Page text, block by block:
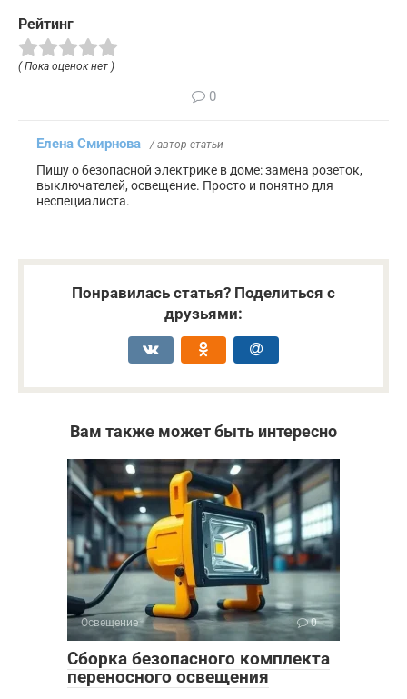
Рейтинг
( Пока оценок нет )
0
Елена Смирнова / автор статьи
Пишу о безопасной электрике в доме: замена розеток,
выключателей, освещение. Просто и понятно для
неспециалиста.
Понравилась статья? Поделиться с
друзьями:
Вам также может быть интересно
Освещение 0
Сборка безопасного комплекта
переносного освещения